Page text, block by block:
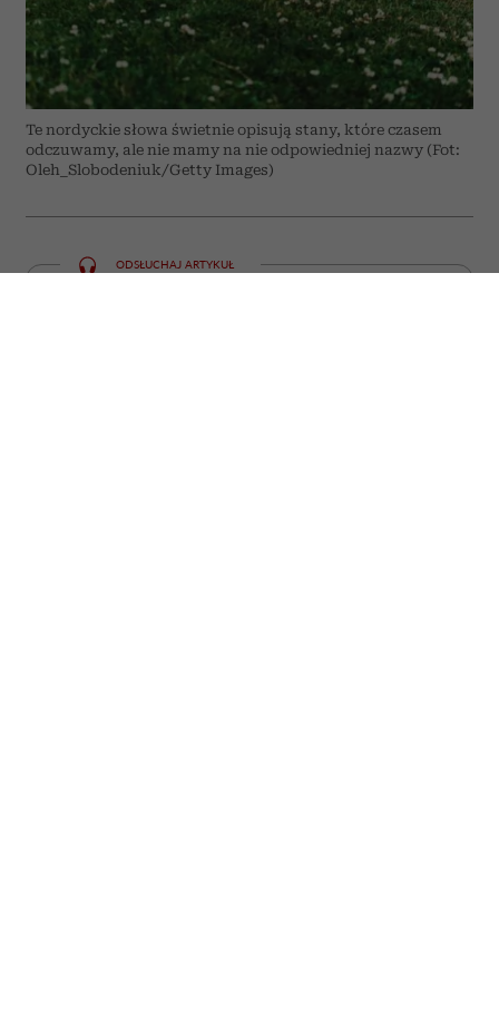
Te nordyckie słowa świetnie opisują stany, które czasem
odczuwamy, ale nie mamy na nie odpowiedniej nazwy (Fot:
Oleh_Slobodeniuk/Getty Images)
ODSŁUCHAJ ARTYKUŁ